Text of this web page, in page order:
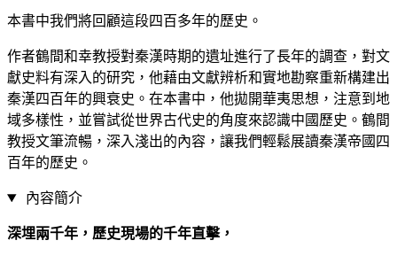
本書中我們將回顧這段四百多年的歷史。
作者鶴間和幸教授對秦漢時期的遺址進行了長年的調查，對文
獻史料有深入的研究，他藉由文獻辨析和實地勘察重新構建出
秦漢四百年的興衰史。在本書中，他拋開華夷思想，注意到地
域多樣性，並嘗試從世界古代史的角度來認識中國歷史。鶴間
教授文筆流暢，深入淺出的內容，讓我們輕鬆展讀秦漢帝國四
百年的歷史。
內容簡介
深埋兩千年，歷史現場的千年直擊，